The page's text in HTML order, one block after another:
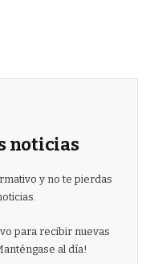
noticias
y no te pierdas
para recibir nuevas
al día!